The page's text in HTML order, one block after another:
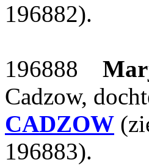
196882).
196888
Cadzow,
CADZOW
196883).